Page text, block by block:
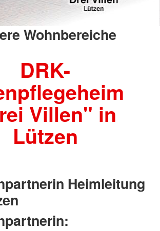
Wohnbereiche
DRK-
Villen" in
Lützen
Heimleitung